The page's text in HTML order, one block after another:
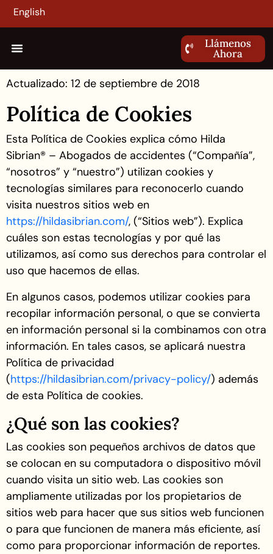
English
Llámenos
Ahora
Actualizado: 12 de septiembre de 2018
Política de Cookies
Esta Política de Cookies explica cómo Hilda
Sibrian® – Abogados de accidentes (“Compañía”,
“nosotros” y “nuestro”) utilizan cookies y
tecnologías similares para reconocerlo cuando
visita nuestros sitios web en
https://hildasibrian.com/, (“Sitios web”). Explica
cuáles son estas tecnologías y por qué las
utilizamos, así como sus derechos para controlar el
uso que hacemos de ellas.
En algunos casos, podemos utilizar cookies para
recopilar información personal, o que se convierta
en información personal si la combinamos con otra
información. En tales casos, se aplicará nuestra
Política de privacidad
(https://hildasibrian.com/privacy-policy/) además
de esta Política de cookies.
¿Qué son las cookies?
Las cookies son pequeños archivos de datos que
se colocan en su computadora o dispositivo móvil
cuando visita un sitio web. Las cookies son
ampliamente utilizadas por los propietarios de
sitios web para hacer que sus sitios web funcionen
o para que funcionen de manera más eficiente, así
como para proporcionar información de reportes.